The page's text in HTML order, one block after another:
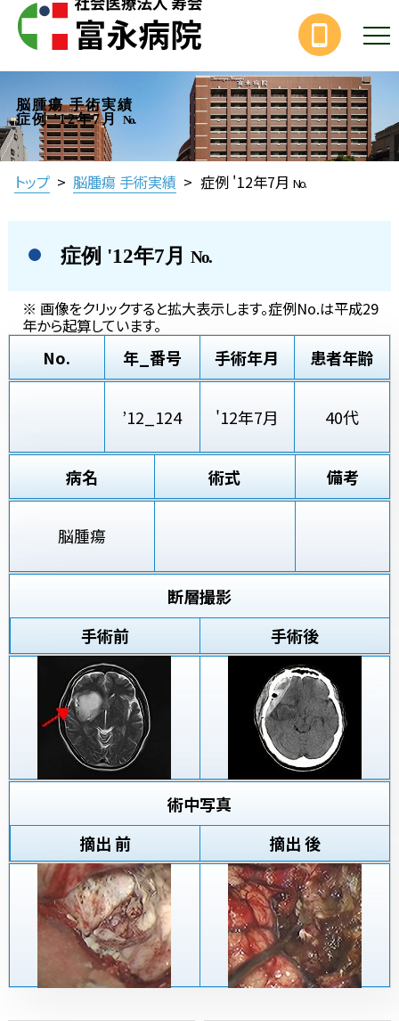
脳腫瘍 手術実績
症例 '12年7月
No.
トップ > 脳腫瘍 手術実績 > 症例 '12年7月 No.
症例 '12年7月 No.
※ 画像をクリックすると拡大表示します。症例No.は平成29
年から起算しています。
No. 年_番号 手術年月 患者年齢
’12_124 '12年7月 40代
病名 術式 備考
脳腫瘍
断層撮影
手術前
手術後
術中写真
摘出 前
摘出 後